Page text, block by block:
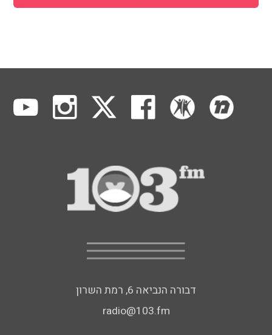
דבורה הנביאה 6, רמת השרון
radio@103.fm